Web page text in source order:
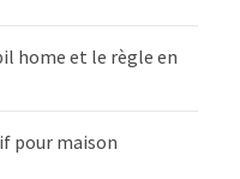
home et le règle en
pour maison